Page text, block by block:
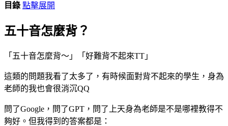
目錄 點擊展開
五十音怎麼背？
「五十音怎麼背～」「好難背不起來TT」
這類的問題我看了太多了，有時候面對背不起來的學生，身為
老師的我也會很消沉QQ
問了Google，問了GPT，問了上天身為老師是不是哪裡教得不
夠好。但我得到的答案都是：